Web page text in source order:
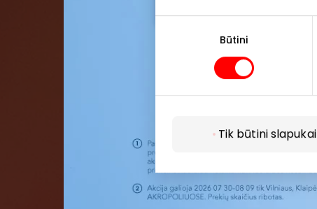
Būtini
Tik būtini slapukai